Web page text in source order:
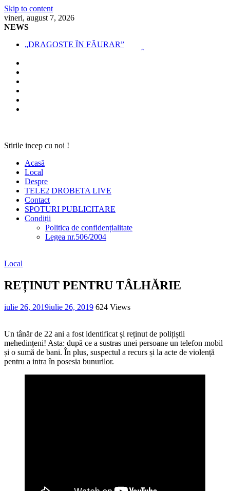
Skip to content
vineri, august 7, 2026
NEWS
„DRAGOSTE ÎN FĂURAR”
Stirile incep cu noi !
Acasă
Local
Despre
TELE2 DROBETA LIVE
Contact
SPOTURI PUBLICITARE
Condiții
Politica de confidențialitate
Legea nr.506/2004
Local
REȚINUT PENTRU TÂLHĂRIE
iulie 26, 2019iulie 26, 2019 624 Views
Un tânăr de 22 ani a fost identificat și reținut de polițiștii
mehedințeni! Asta: după ce a sustras unei persoane un telefon mobil
și o sumă de bani. În plus, suspectul a recurs și la acte de violență
pentru a intra în posesia bunurilor.